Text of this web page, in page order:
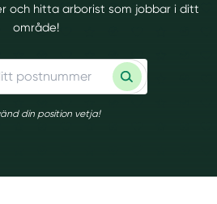
och hitta arborist som jobbar i ditt
område!
din position vetja!